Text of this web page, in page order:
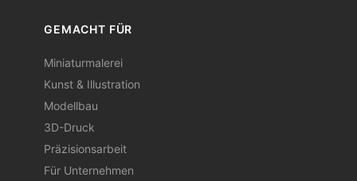
GEMACHT FÜR
Miniaturmalerei
Kunst & Illustration
Modellbau
3D-Druck
Präzisionsarbeit
Für Unternehmen